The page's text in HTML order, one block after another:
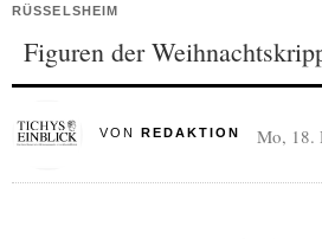
RÜSSELSHEIM
Figuren der
VON REDAKTION Mo, 18.